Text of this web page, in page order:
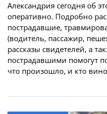
Александрия сегодня об
оперативно. Подробно
пострадавшие,
(водитель, пассажир,
рассказы свидетелей, а
пострадавшими помогут
что произошло, и кто